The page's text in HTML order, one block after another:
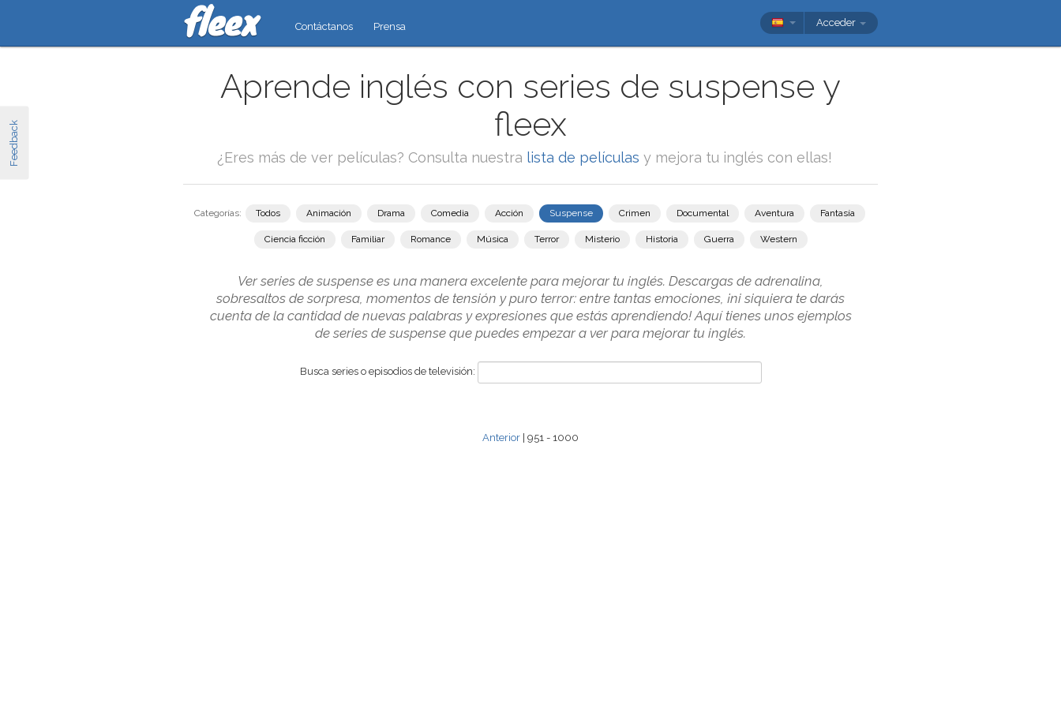
Feedback
Contáctanos Prensa Acceder
Aprende inglés con series de suspense y
fleex
¿Eres más de ver películas? Consulta nuestra lista de películas y mejora tu inglés con ellas!
Categorías: Todos Animación Drama Comedia Acción Suspense Crimen Documental Aventura Fantasía
Ciencia ficción Familiar Romance Música Terror Misterio Historia Guerra Western
Ver series de suspense es una manera excelente para mejorar tu inglés. Descargas de adrenalina,
sobresaltos de sorpresa, momentos de tensión y puro terror: entre tantas emociones, ¡ni siquiera te darás
cuenta de la cantidad de nuevas palabras y expresiones que estás aprendiendo! Aquí tienes unos ejemplos
de series de suspense que puedes empezar a ver para mejorar tu inglés.
Busca series o episodios de televisión:
Anterior | 951 - 1000